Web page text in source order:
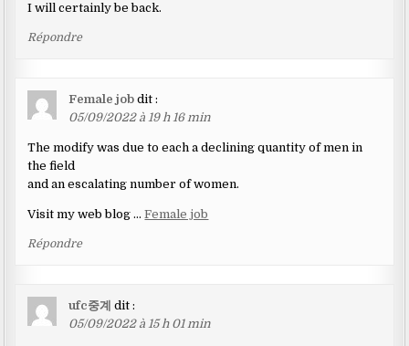
I will certainly be back.
Répondre
Female job dit :
05/09/2022 à 19 h 16 min
The modify was due to each a declining quantity of men in
the field
and an escalating number of women.
Visit my web blog …Female job
Répondre
ufc중계 dit :
05/09/2022 à 15 h 01 min